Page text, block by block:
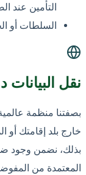
التأمين عند
السلطات أو
نقل البيانات
بصفتنا منظمة
بذلك، نضمن وجود
المعتمدة من